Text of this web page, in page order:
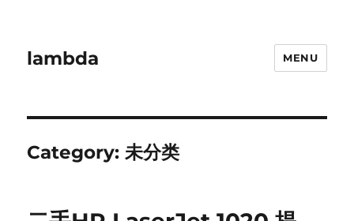
lambda MENU
Category:未分类